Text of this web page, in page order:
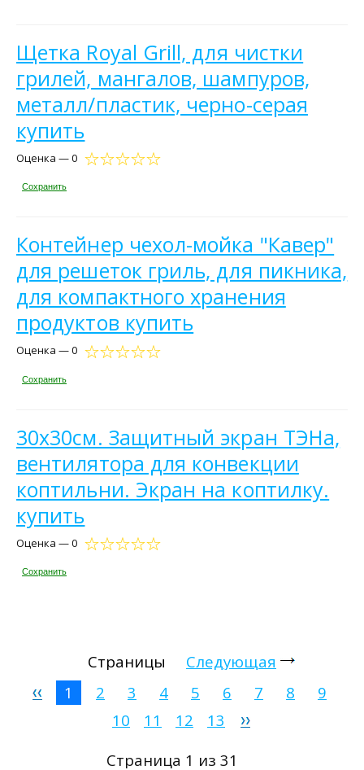
Щетка Royal Grill, для чистки
грилей, мангалов, шампуров,
металл/пластик, черно-серая
купить
Оценка — 0
Сохранить
Контейнер чехол-мойка "Кавер"
для решеток гриль, для пикника,
для компактного хранения
продуктов купить
Оценка — 0
Сохранить
30х30см. Защитный экран ТЭНа,
вентилятора для конвекции
коптильни. Экран на коптилку.
купить
Оценка — 0
Сохранить
Страницы
Следующая
1
2 3 4 5 6 7 8
9
10
11 12
13
Страница 1 из 31